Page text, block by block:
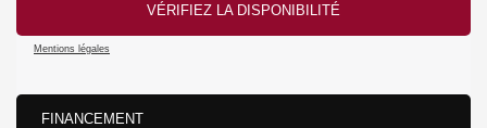
VÉRIFIEZ LA DISPONIBILITÉ
Mentions légales
FINANCEMENT